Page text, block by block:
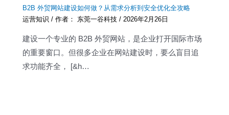
B2B 外贸网站建设如何做？从需求分析到安全优化全攻略
运营知识 / 作者： 东莞一谷科技/2026年2月26日
建设一个专业的 B2B 外贸网站，是企业打开国际市场
的重要窗口。但很多企业在网站建设时，要么盲目追
求功能齐全， [&h…